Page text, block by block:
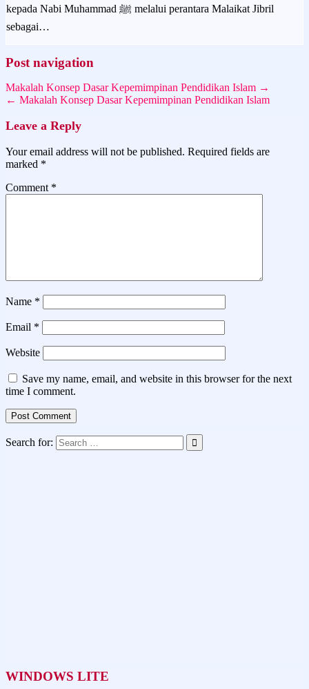
kepada Nabi Muhammad ﷺ melalui perantara Malaikat Jibril
sebagai…
Post navigation
Makalah Konsep Dasar Kepemimpinan Pendidikan Islam →
← Makalah Konsep Dasar Kepemimpinan Pendidikan Islam
Leave a Reply
Your email address will not be published. Required fields are
marked *
Comment *
Name *
Email *
Website
Save my name, email, and website in this browser for the next
time I comment.
Search for:
WINDOWS LITE